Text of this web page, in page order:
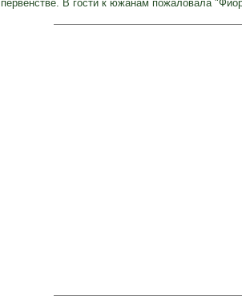
первенстве. В гости к южанам пожаловала